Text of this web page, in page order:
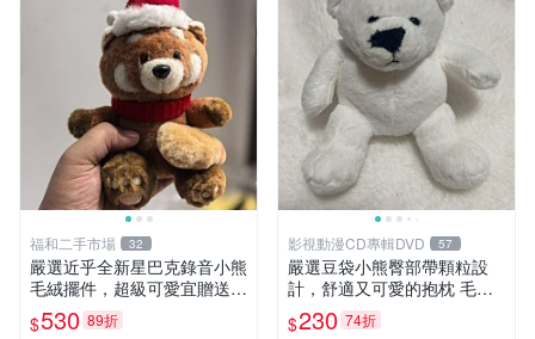
福和二手市場 32
嚴選近乎全新星巴克錄音小熊
毛絨擺件，超級可愛宜贈送掛
飾 錄音小熊 毛絨擺件 贈品
$530 89折
影視動漫CD專輯DVD 57
嚴選豆袋小熊臀部帶顆粒設
計，舒適又可愛的抱枕 毛絨
抱枕、臀部按摩、坐墊
$230 74折